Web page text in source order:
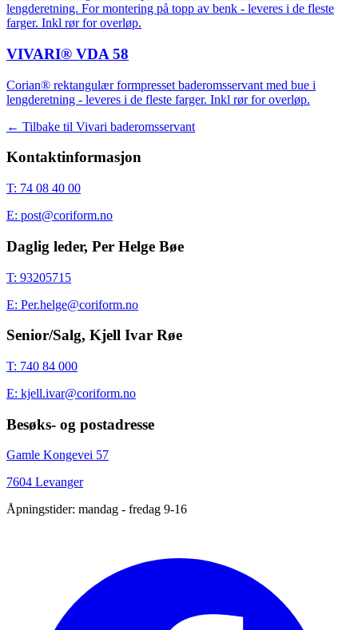
lengderetning. For montering på topp av benk - leveres i de fleste
farger. Inkl rør for overløp.
VIVARI® VDA 58
Corian® rektangulær formpresset baderomsservant med bue i
lengderetning - leveres i de fleste farger. Inkl rør for overløp.
← Tilbake til Vivari baderomsservant
Kontaktinformasjon
T: 74 08 40 00
E: post@coriform.no
Daglig leder, Per Helge Bøe
T: 93205715
E: Per.helge@coriform.no
Senior/Salg, Kjell Ivar Røe
T: 740 84 000
E: kjell.ivar@coriform.no
Besøks- og postadresse
Gamle Kongevei 57
7604 Levanger
Åpningstider: mandag - fredag 9-16